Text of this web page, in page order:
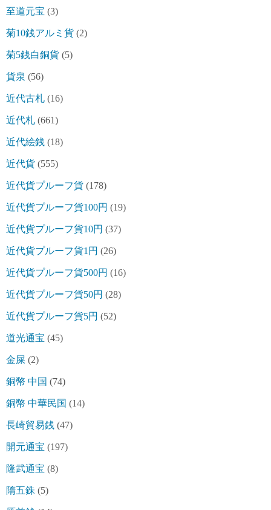
至道元宝 (3)
菊10銭アルミ貨 (2)
菊5銭白銅貨 (5)
貨泉 (56)
近代古札 (16)
近代札 (661)
近代絵銭 (18)
近代貨 (555)
近代貨プルーフ貨 (178)
近代貨プルーフ貨100円 (19)
近代貨プルーフ貨10円 (37)
近代貨プルーフ貨1円 (26)
近代貨プルーフ貨500円 (16)
近代貨プルーフ貨50円 (28)
近代貨プルーフ貨5円 (52)
道光通宝 (45)
金屎 (2)
銅幣 中国 (74)
銅幣 中華民国 (14)
長崎貿易銭 (47)
開元通宝 (197)
隆武通宝 (8)
隋五銖 (5)